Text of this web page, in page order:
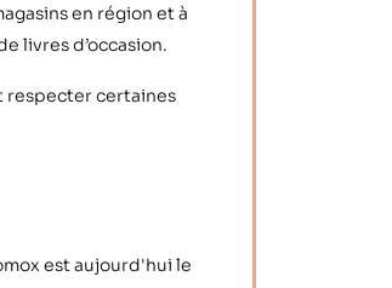
en région et à
livres d’occasion.
respecter certaines
est aujourd'hui le